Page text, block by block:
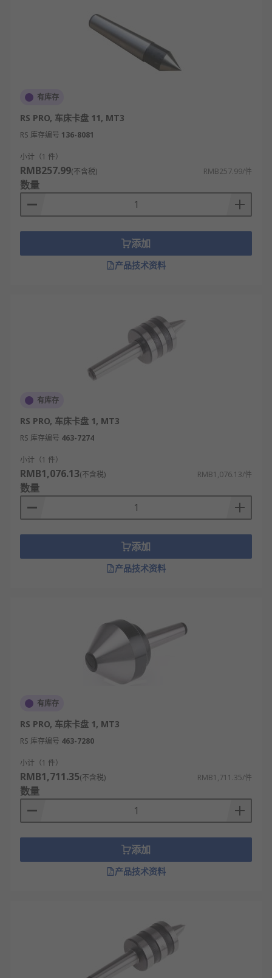
有库存
RS PRO, 车床卡盘 11, MT3
RS 库存编号 136-8081
小计（1 件）
RMB257.99(不含税) RMB257.99/件
数量
添加
产品技术资料
有库存
RS PRO, 车床卡盘 1, MT3
RS 库存编号 463-7274
小计（1 件）
RMB1,076.13(不含税) RMB1,076.13/件
数量
添加
产品技术资料
有库存
RS PRO, 车床卡盘 1, MT3
RS 库存编号 463-7280
小计（1 件）
RMB1,711.35(不含税) RMB1,711.35/件
数量
添加
产品技术资料